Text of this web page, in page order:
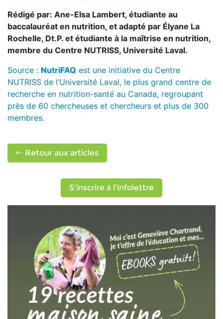
Rédigé par: Ane-Elsa Lambert, étudiante au
baccalauréat en nutrition, et adapté par Élyane La
Rochelle, Dt.P. et étudiante à la maîtrise en nutrition,
membre du Centre NUTRISS, Université Laval.
Source : NutriFAQ est une initiative du Centre
NUTRISS de l’Université Laval, le plus grand centre de
recherche en nutrition-santé au Canada, regroupant
près de 60 chercheuses et chercheurs et plus de 300
membres.
Retour aux articles
S'inscrire à l'infolettre